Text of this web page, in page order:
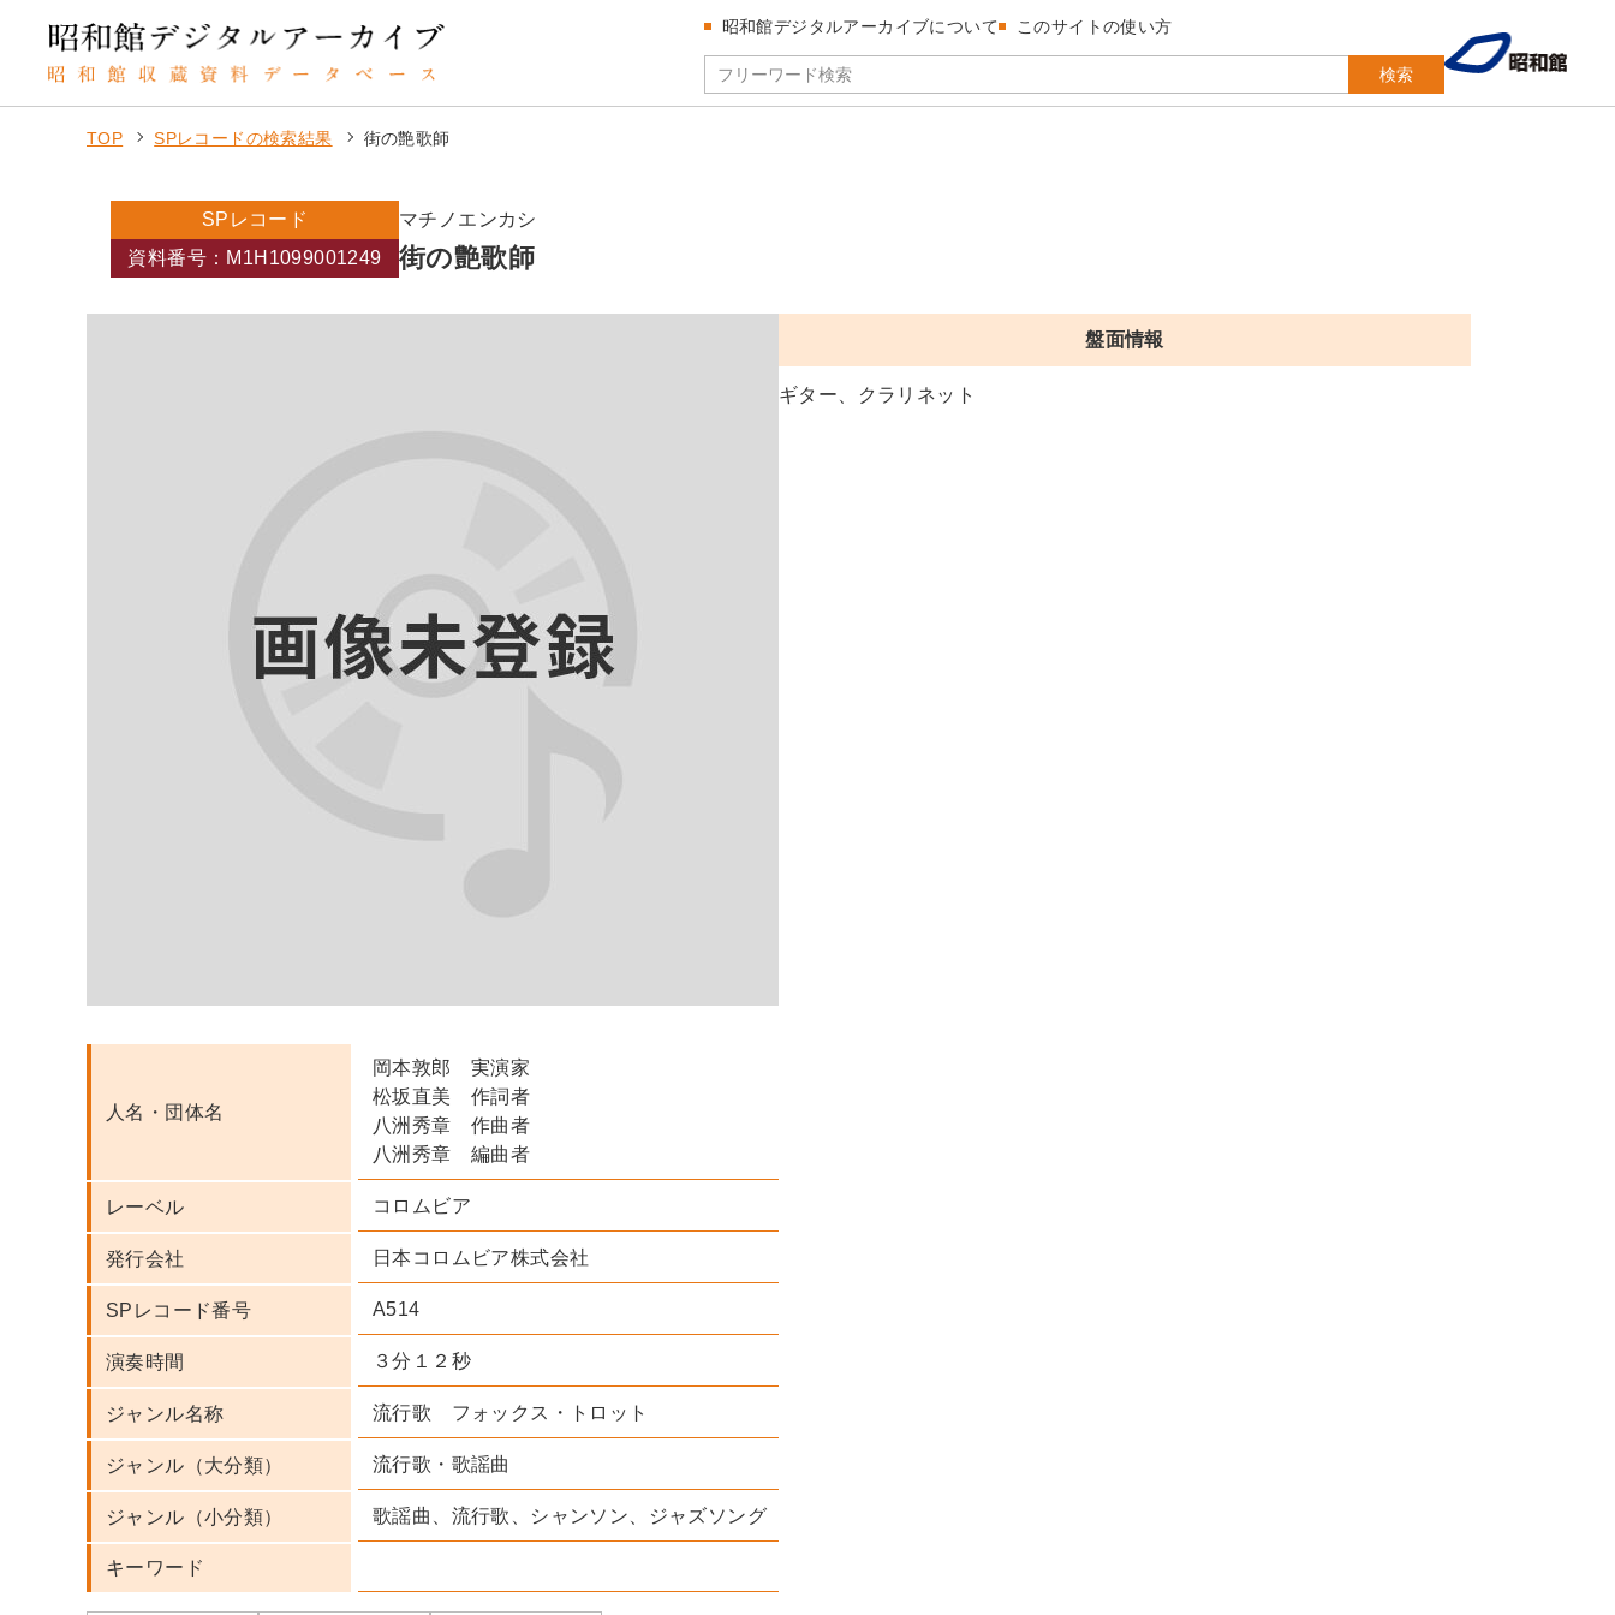
検索
昭和館デジタルアーカイブについて このサイトの使い方
TOP SPレコードの検索結果 街の艶歌師
SPレコード
マチノエンカシ
資料番号：M1H1099001249
街の艶歌師
盤面情報
ギター、クラリネット
人名・団体名
岡本敦郎 実演家
松坂直美 作詞者
八洲秀章 作曲者
八洲秀章 編曲者
レーベル コロムビア
発行会社 日本コロムビア株式会社
SPレコード番号 A514
演奏時間 ３分１２秒
ジャンル名称 流行歌 フォックス・トロット
ジャンル（大分類） 流行歌・歌謡曲
ジャンル（小分類） 歌謡曲、流行歌、シャンソン、ジャズソング
キーワード